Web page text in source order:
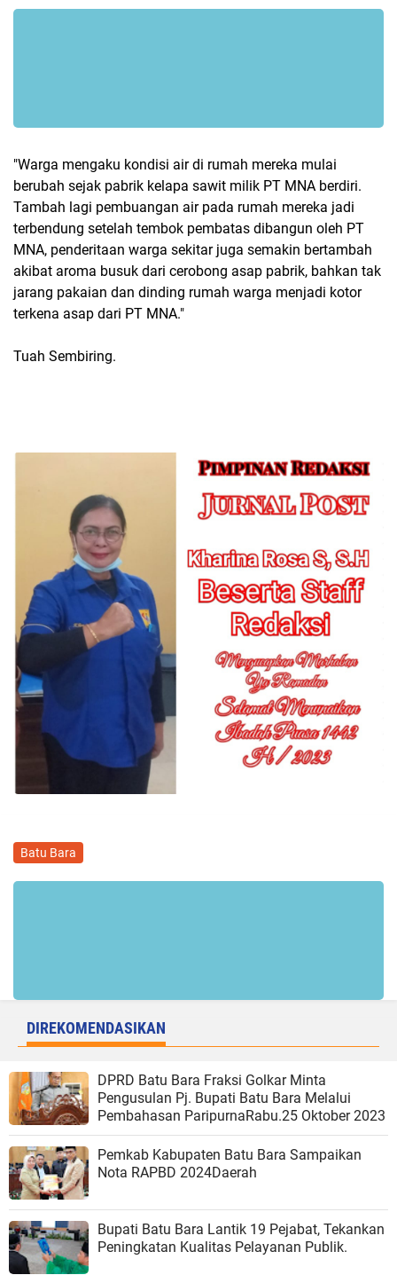
"Warga mengaku kondisi air di rumah mereka mulai
berubah sejak pabrik kelapa sawit milik PT MNA berdiri.
Tambah lagi pembuangan air pada rumah mereka jadi
terbendung setelah tembok pembatas dibangun oleh PT
MNA, penderitaan warga sekitar juga semakin bertambah
akibat aroma busuk dari cerobong asap pabrik, bahkan tak
jarang pakaian dan dinding rumah warga menjadi kotor
terkena asap dari PT MNA."
Tuah Sembiring.
Batu Bara
DIREKOMENDASIKAN
DPRD Batu Bara Fraksi Golkar Minta
Pengusulan Pj. Bupati Batu Bara Melalui
Pembahasan ParipurnaRabu.25 Oktober 2023
Pemkab Kabupaten Batu Bara Sampaikan
Nota RAPBD 2024Daerah
Bupati Batu Bara Lantik 19 Pejabat, Tekankan
Peningkatan Kualitas Pelayanan Publik.